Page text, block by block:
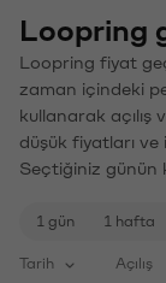
Loopring
Loopring fiyat
zaman içindeki
kullanarak açılış
düşük fiyatları
Seçtiğiniz günün
1 gün 1 hafta
Tarih Açılış